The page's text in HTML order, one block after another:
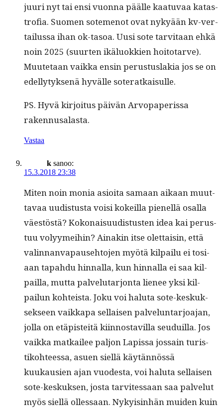
juuri nyt tai ensi vuon­na päälle kaatu­vaa katas­
trofia. Suomen sote­menot ovat nykyään kv-ver­
tailus­sa ihan ok-tasoa. Uusi sote tarvi­taan ehkä
noin 2025 (suurten ikälu­okkien hoito­tarve).
Muute­taan vaik­ka ensin perus­tus­lakia jos se on
edel­ly­tyk­senä hyvälle soteratkaisulle.
PS. Hyvä kir­joi­tus päivän Arvopa­peris­sa
rakennusalasta.
Vastaa
k sanoo:
15.3.2018 23:38
Miten noin monia asioi­ta samaan aikaan muut­
tavaa uud­is­tus­ta voisi kokeil­la pienel­lä osal­la
väestöstä? Kokon­aisu­ud­is­tusten idea kai perus­
tuu volyymei­hin? Ainakin itse olet­taisin, että
valin­nan­va­pause­hto­jen myötä kil­pailu ei tosi­
aan tapah­du hin­nal­la, kun hin­nal­la ei saa kil­
pail­la, mut­ta palve­lu­tar­jon­ta lie­nee yksi kil­
pailun kohteista. Joku voi halu­ta sote-keskuk­
sek­seen vaikka­pa sel­l­aisen palvelun­tar­joa­jan,
jol­la on etäpis­teitä kiin­nos­tavil­la seuduil­la. Jos
vaik­ka matkailee paljon Lapis­sa jos­sain tur­is­
tiko­hteessa, asuen siel­lä käytän­nössä
kuukausien ajan vuodes­ta, voi halu­ta sel­l­aisen
sote-keskuk­sen, jos­ta tarvites­saan saa palve­lut
myös siel­lä ollessaan. Nyky­is­in­hän muiden kuin